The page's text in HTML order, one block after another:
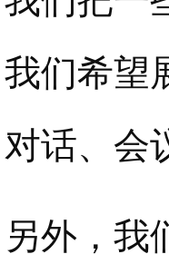
我们希望
对话、会
另外，我